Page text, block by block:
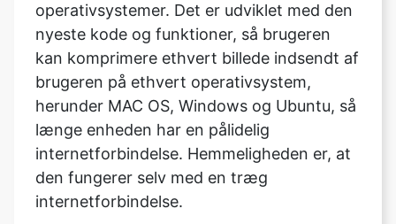
brugeren på ethvert operativsystem,
herunder MAC OS, Windows og Ubuntu, så
længe enheden har en pålidelig
internetforbindelse. Hemmeligheden er, at
den fungerer selv med en træg
internetforbindelse.
Kan jeg komprimere et billede til